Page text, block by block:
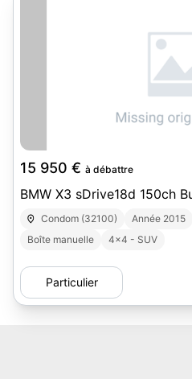
15 950 € à débattre
BMW X3 sDrive18d 150ch
Condom (32100) Année 2015
Boîte manuelle
4x4 - SUV
Particulier